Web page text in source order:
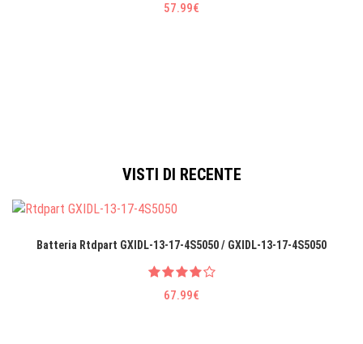
57.99€
VISTI DI RECENTE
Batteria Rtdpart GXIDL-13-17-4S5050 / GXIDL-13-17-4S5050
67.99€